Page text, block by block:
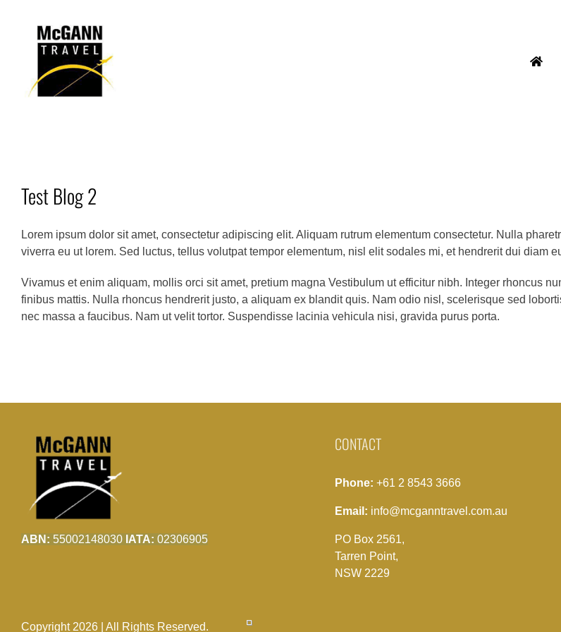
Test Blog 2
Lorem ipsum dolor sit amet, consectetur adipiscing elit. Aliquam rutrum elementum consectetur. Nulla
viverra eu ut lorem. Sed luctus, tellus volutpat tempor elementum, nisl elit sodales mi, et hendrerit dui diam
Vivamus et enim aliquam, mollis orci sit amet, pretium magna Vestibulum ut efficitur nibh. Integer rhoncus
finibus mattis. Nulla rhoncus hendrerit justo, a aliquam ex blandit quis. Nam odio nisl, scelerisque sed
nec massa a faucibus. Nam ut velit tortor. Suspendisse lacinia vehicula nisi, gravida purus porta.
ABN: 55002148030 IATA: 02306905
CONTACT
Phone:+61 2 8543 3666
Email: info@mcganntravel.com.au
PO Box 2561,
Tarren Point,
NSW 2229
Copyright 2026 | All Rights Reserved.